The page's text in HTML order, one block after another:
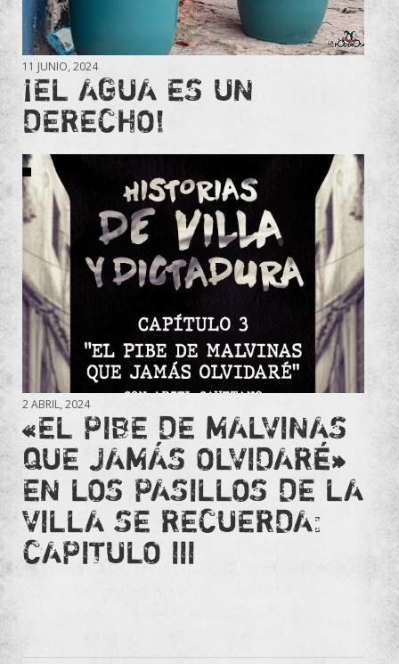
11 JUNIO, 2024
¡EL AGUA ES UN
DERECHO!
2 ABRIL, 2024
«EL PIBE DE MALVINAS
QUE JAMÁS OLVIDARÉ»
EN LOS PASILLOS DE LA
VILLA SE RECUERDA:
CAPITULO III